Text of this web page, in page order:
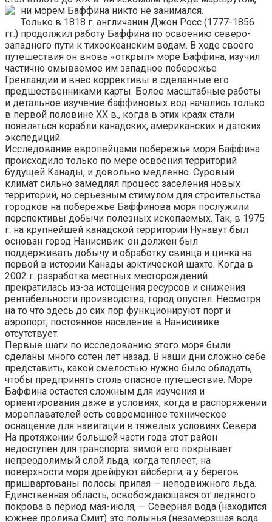
ни морем Баффина никто не занимался.
Только в 1818 г. англичанин Джон Росс (1777-1856
гг.) продолжил работу Баффина по освоению северо-
западного пути к тихоокеанским водам. В ходе своего
путешествия он вновь «открыл» море Баффина, изучил
частично омываемое им западное побережье
Гренландии и внес коррективы в сделанные его
предшественниками карты. Более масштабные работы
и детальное изучение баффиновых вод начались только
в первой половине XX в., когда в этих краях стали
появляться корабли канадских, американских и датских
экспедиций.
Исследование европейцами побережья моря Баффина
происходило только по мере освоения территорий
будущей Канады, и довольно медленно. Суровый
климат сильно замедлял процесс заселения новых
территорий, но серьезным стимулом для строительства
городков на побережье Баффинова моря послужили
перспективы добычи полезных ископаемых. Так, в 1975
г. на крупнейшей канадской территории Нунавут был
основан город Нанисивик: он должен был
поддерживать добычу и обработку свинца и цинка на
первой в истории Канады арктической шахте. Когда в
2002 г. разработка местных месторождений
прекратилась из-за истощения ресурсов и снижения
рентабельности производства, город опустел. Несмотря
на то что здесь до сих пор функционируют порт и
аэропорт, постоянное население в Нанисивике
отсутствует.
Первые шаги по исследованию этого моря были
сделаны много сотен лет назад. В наши дни сложно себе
представить, какой смелостью нужно было обладать,
чтобы предпринять столь опасное путешествие. Море
Баффина остается сложным для изучения и
ориентирования даже в условиях, когда в распоряжении
мореплавателей есть современное техническое
оснащение для навигации в тяжелых условиях Севера.
На протяжении большей части года этот район
недоступен для транспорта: зимой его покрывает
непреодолимый слой льда, когда теплеет, на
поверхности моря дрейфуют айсберги, а у берегов
пришвартованы полосы припая — неподвижного льда.
Единственная область, освобождающаяся от ледяного
покрова в период мая-июля, — Северная вода (находится
южнее пролива Смит) это полынья (незамерзшая вода